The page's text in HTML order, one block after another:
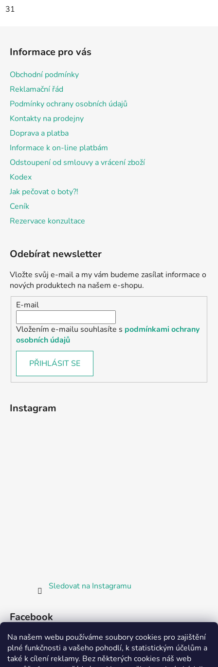
Na našem webu používáme soubory cookies pro zajištění
plné funkčnosti a vašeho pohodlí, k statistickým účelům a
také k cílení reklamy. Bez některých cookies náš web
31
Informace pro vás
Obchodní podmínky
Reklamační řád
Podmínky ochrany osobních údajů
Kontakty na prodejny
Doprava a platba
Informace k on-line platbám
Odstoupení od smlouvy a vrácení zboží
Kodex
Jak pečovat o boty?!
Ceník
Rezervace konzultace
Odebírat newsletter
Vložte svůj e-mail a my vám budeme zasílat informace o
nových produktech na našem e-shopu.
E-mail
Vložením e-mailu souhlasíte s podmínkami ochrany
osobních údajů
PŘIHLÁSIT SE
Instagram
Sledovat na Instagramu
Facebook